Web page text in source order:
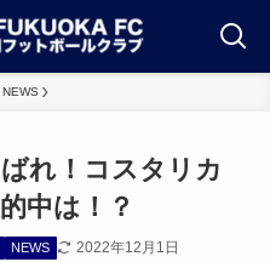
NEWS
れ！コスタリカ
中は！？
NEWS 2022年12月1日